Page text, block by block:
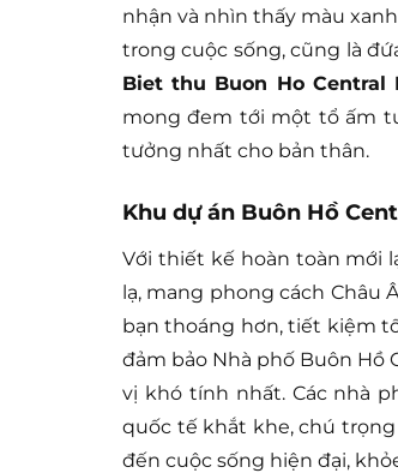
nhận và nhìn thấy màu
trong cuộc sống, cũng là
Biet thu Buon Ho Central
mong đem tới một tổ ấm
tưởng nhất cho bản thân.
Khu dự án Buôn Hồ
Với thiết kế hoàn toàn mới
lạ, mang phong cách Châu
bạn thoáng hơn, tiết kiệm
đảm bảo Nhà phố Buôn Hồ
vị khó tính nhất. Các nhà
quốc tế khắt khe, chú
đến cuộc sống hiện đại,